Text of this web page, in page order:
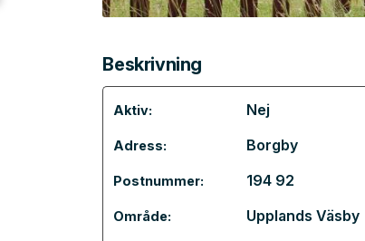
Beskrivning
Aktiv: Nej
Adress: Borgby
Postnummer: 194 92
Område: Upplands Väsby